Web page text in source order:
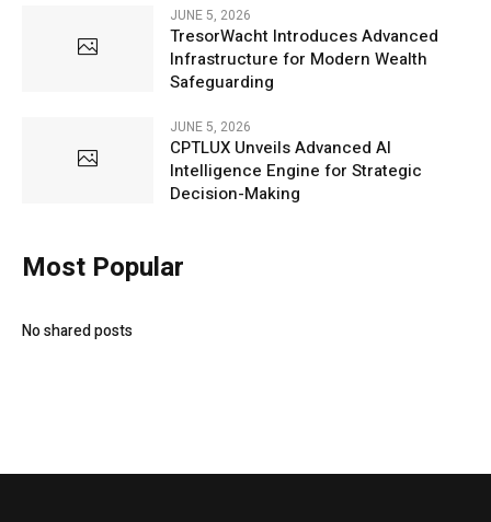
JUNE 5, 2026
TresorWacht Introduces Advanced
Infrastructure for Modern Wealth
Safeguarding
JUNE 5, 2026
CPTLUX Unveils Advanced AI
Intelligence Engine for Strategic
Decision-Making
Most Popular
No shared posts